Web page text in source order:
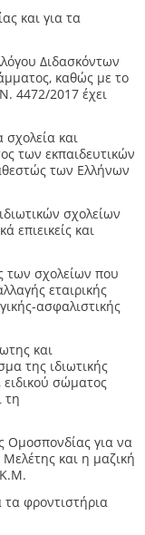
και για τα
Διδασκόντων
καθώς με το
4472/2017 έχει
και
των εκπαιδευτικών
των Ελλήνων
σχολείων
επιεικείς και
των σχολείων που
εταιρικής
ασφαλιστικής
και
της ιδιωτικής
σώματος
τη
για να
και η μαζική
Κ.Μ.
φροντιστήρια